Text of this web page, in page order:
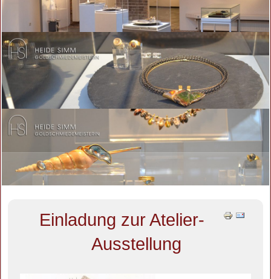
Einladung zur Atelier-
Ausstellung